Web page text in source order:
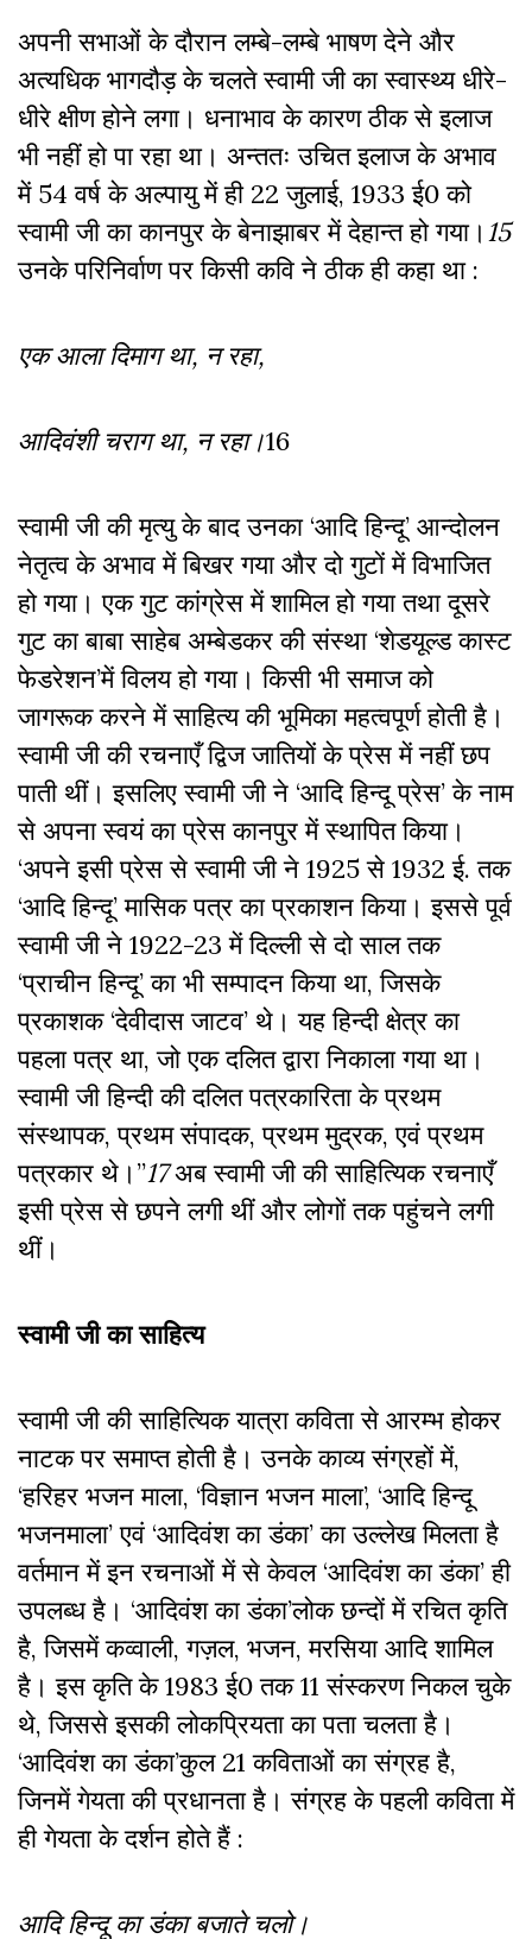
अपनी सभाओं के दौरान लम्बे-लम्बे भाषण देने और
अत्यधिक भागदौड़ के चलते स्वामी जी का स्वास्थ्य धीरे-
धीरे क्षीण होने लगा। धनाभाव के कारण ठीक से इलाज
भी नहीं हो पा रहा था। अन्ततः उचित इलाज के अभाव
में 54 वर्ष के अल्पायु में ही 22 जुलाई, 1933 ई0 को
स्वामी जी का कानपुर के बेनाझाबर में देहान्त हो गया। 15
उनके परिनिर्वाण पर किसी कवि ने ठीक ही कहा था :
एक आला दिमाग था, न रहा,
आदिवंशी चराग था, न रहा।16
स्वामी जी की मृत्यु के बाद उनका ‘आदि हिन्दू’ आन्दोलन
नेतृत्व के अभाव में बिखर गया और दो गुटों में विभाजित
हो गया। एक गुट कांग्रेस में शामिल हो गया तथा दूसरे
गुट का बाबा साहेब अम्बेडकर की संस्था ‘शेडयूल्ड कास्ट
फेडरेशन’में विलय हो गया। किसी भी समाज को
जागरूक करने में साहित्य की भूमिका महत्वपूर्ण होती है।
स्वामी जी की रचनाएँ द्विज जातियों के प्रेस में नहीं छप
पाती थीं। इसलिए स्वामी जी ने ‘आदि हिन्दू प्रेस’ के नाम
से अपना स्वयं का प्रेस कानपुर में स्थापित किया।
‘अपने इसी प्रेस से स्वामी जी ने 1925 से 1932 ई. तक
‘आदि हिन्दू’ मासिक पत्र का प्रकाशन किया। इससे पूर्व
स्वामी जी ने 1922-23 में दिल्ली से दो साल तक
‘प्राचीन हिन्दू’ का भी सम्पादन किया था, जिसके
प्रकाशक ‘देवीदास जाटव’ थे। यह हिन्दी क्षेत्र का
पहला पत्र था, जो एक दलित द्वारा निकाला गया था।
स्वामी जी हिन्दी की दलित पत्रकारिता के प्रथम
संस्थापक, प्रथम संपादक, प्रथम मुद्रक, एवं प्रथम
पत्रकार थे।’’17अब स्वामी जी की साहित्यिक रचनाएँ
इसी प्रेस से छपने लगी थीं और लोगों तक पहुंचने लगी
थीं।
स्वामी जी का साहित्य
स्वामी जी की साहित्यिक यात्रा कविता से आरम्भ होकर
नाटक पर समाप्त होती है। उनके काव्य संग्रहों में,
‘हरिहर भजन माला, ‘विज्ञान भजन माला’, ‘आदि हिन्दू
भजनमाला’ एवं ‘आदिवंश का डंका’ का उल्लेख मिलता है
वर्तमान में इन रचनाओं में से केवल ‘आदिवंश का डंका’ ही
उपलब्ध है। ‘आदिवंश का डंका’लोक छन्दों में रचित कृति
है, जिसमें कव्वाली, गज़ल, भजन, मरसिया आदि शामिल
है। इस कृति के 1983 ई0 तक 11 संस्करण निकल चुके
थे, जिससे इसकी लोकप्रियता का पता चलता है।
‘आदिवंश का डंका’कुल 21 कविताओं का संग्रह है,
जिनमें गेयता की प्रधानता है। संग्रह के पहली कविता में
ही गेयता के दर्शन होते हैं :
आदि हिन्दू का डंका बजाते चलो।